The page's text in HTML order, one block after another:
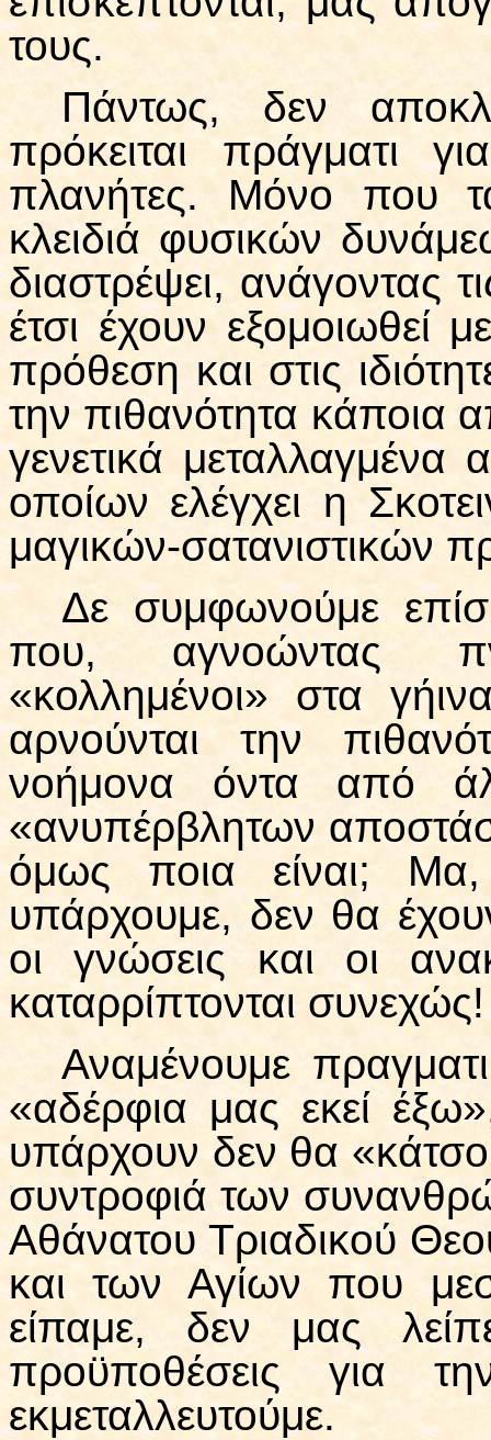
τους.
Πάντως, δεν
πρόκειται πράγματι
πλανήτες. Μόνο που
κλειδιά φυσικών
διαστρέψει, ανάγοντας
έτσι έχουν εξομοιωθεί
πρόθεση και στις
την πιθανότητα κάποια
γενετικά μεταλλαγμένα
οποίων ελέγχει η
μαγικών-σατανιστικών
Δε συμφωνούμε
που, αγνοώντας
«κολλημένοι» στα
αρνούνται την
νοήμονα όντα από
«ανυπέρβλητων
όμως ποια είναι;
υπάρχουμε, δεν θα
οι γνώσεις και οι
καταρρίπτονται συνεχώς!
Αναμένουμε
«αδέρφια μας εκεί
υπάρχουν δεν θα
συντροφιά των
Αθάνατου Τριαδικού
και των Αγίων που
είπαμε, δεν μας
προϋποθέσεις για
εκμεταλλευτούμε.